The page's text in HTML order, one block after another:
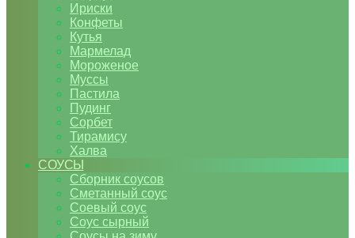
Ириски
Конфеты
Кутья
Мармелад
Мороженое
Муссы
Пастила
Пудинг
Сорбет
Тирамису
Халва
СОУСЫ
Сборник соусов
Сметанный соус
Соевый соус
Соус сырный